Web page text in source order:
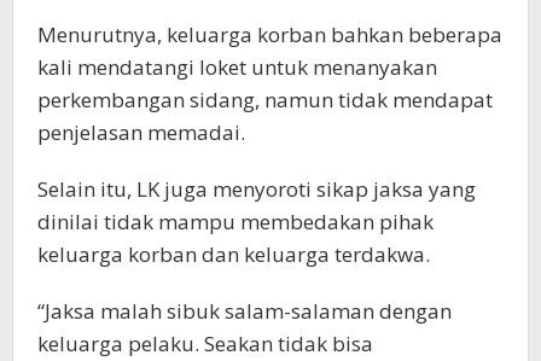
Menurutnya, keluarga korban bahkan beberapa
kali mendatangi loket untuk menanyakan
perkembangan sidang, namun tidak mendapat
penjelasan memadai.
Selain itu, LK juga menyoroti sikap jaksa yang
dinilai tidak mampu membedakan pihak
keluarga korban dan keluarga terdakwa.
“Jaksa malah sibuk salam-salaman dengan
keluarga pelaku. Seakan tidak bisa